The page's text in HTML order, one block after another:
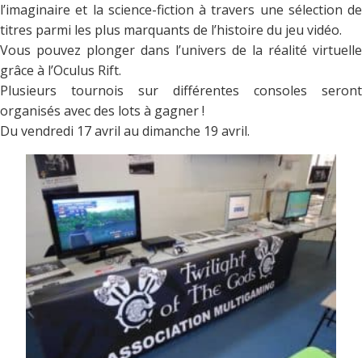
l’imaginaire et la science-fiction à travers une sélection de
titres parmi les plus marquants de l’histoire du jeu vidéo.
Vous pouvez plonger dans l’univers de la réalité virtuelle
grâce à l’Oculus Rift.
Plusieurs tournois sur différentes consoles seront
organisés avec des lots à gagner !
Du vendredi 17 avril au dimanche 19 avril.